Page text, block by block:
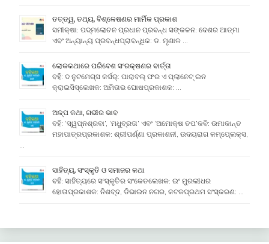
ତତ୍ତ୍ୱ, ତଥ୍ୟ, ବିଶ୍ଳେଷଣର ମାର୍ମିକ ପ୍ରକାଶ
ସମୀକ୍ଷା: ପଦ୍ମଲୋଚନ ପ୍ରଧାନ ପ୍ରବନ୍ଧ ସଙ୍କଳନ: ଦେଶର ଆତ୍ମା
ଏବଂ ଅନ୍ୟାନ୍ୟ ପ୍ରବନ୍ଧପ୍ରାବନ୍ଧିକ: ଡ. ମୃଣାଳ …
ଲୋକକଥାରେ ପରିବେଶ ସଂରକ୍ଷଣର ବାର୍ତ୍ତା
ବହି: ଦ ନୁଟମେଗ୍ସ କର୍ସର୍: ପାରାବଲ୍ ଫର ଏ ପ୍ଲାନେଟ୍ ଇନ
କ୍ରାଇସିସ୍ଲେଖକ: ଅମିତାଭ ଘୋଷପ୍ରକାଶକ: …
ଅଳ୍ପ କଥା, ଗଭୀର ଭାବ
ବହି: ‘ସ୍ୱପ୍ନଶ୍ରବା’, ‘ମଧୁବ୍ରତା’ ଏବଂ ‘ଅମୋକ୍ଷ ତପ’କବି: ଉମାକାନ୍ତ
ମହାପାତ୍ରପ୍ରକାଶକ: ଶ୍ରୀପର୍ଣ୍ଣା ପ୍ରକାଶନୀ, ଉଦୟରାଗ କମ୍ପେ୍ଲକ୍ସ,
…
ସାହିତ୍ୟ, ସଂସ୍କୃତି ଓ ସମାଜର କଥା
ବହି: ସାହିତ୍ୟରେ ସଂସ୍କୃତିର ସଂକେତଲେଖକ: ଇଂ ମୁରଲୀଧର
ହୋତାପ୍ରକାଶକ: ନିଶବ୍ଦ, ଡିଭାଇନ ନଗର, କଟକପ୍ରଥମ ସଂସ୍କରଣ: …